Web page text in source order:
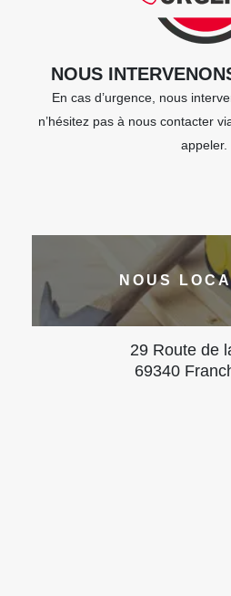
NOUS
En cas d’urgence, nous
n’hésitez pas à nous contacter
appeler.
NOUS
29 Route de
69340